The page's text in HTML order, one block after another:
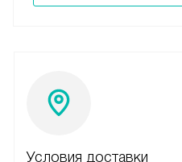
Условия доставки